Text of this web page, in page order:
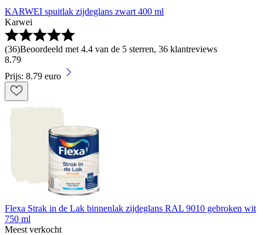
KARWEI spuitlak zijdeglans zwart 400 ml
Karwei
(36)Beoordeeld met 4.4 van de 5 sterren, 36 klantreviews
8.79
Prijs: 8.79 euro
Flexa Strak in de Lak binnenlak zijdeglans RAL 9010 gebroken wit
750 ml
Meest verkocht